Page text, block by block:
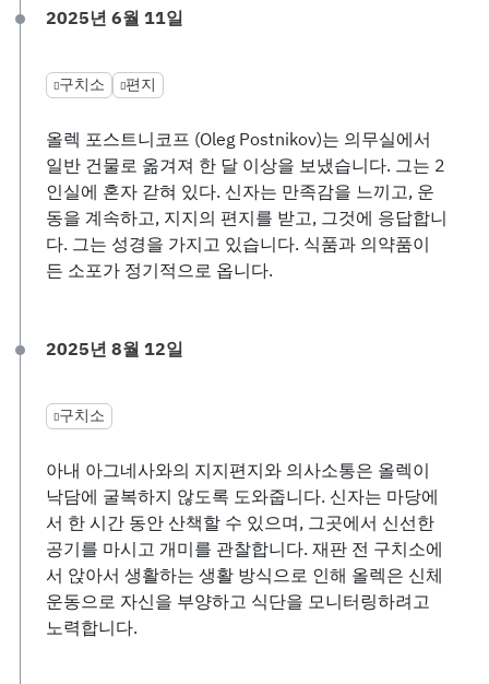
2025년 6월 11일
구치소 편지
올렉 포스트니코프 (Oleg Postnikov)는 의무실에서
일반 건물로 옮겨져 한 달 이상을 보냈습니다. 그는 2
인실에 혼자 갇혀 있다. 신자는 만족감을 느끼고, 운
동을 계속하고, 지지의 편지를 받고, 그것에 응답합니
다. 그는 성경을 가지고 있습니다. 식품과 의약품이
든 소포가 정기적으로 옵니다.
2025년 8월 12일
구치소
아내 아그네사와의 지지편지와 의사소통은 올렉이
낙담에 굴복하지 않도록 도와줍니다. 신자는 마당에
서 한 시간 동안 산책할 수 있으며, 그곳에서 신선한
공기를 마시고 개미를 관찰합니다. 재판 전 구치소에
서 앉아서 생활하는 생활 방식으로 인해 올렉은 신체
운동으로 자신을 부양하고 식단을 모니터링하려고
노력합니다.